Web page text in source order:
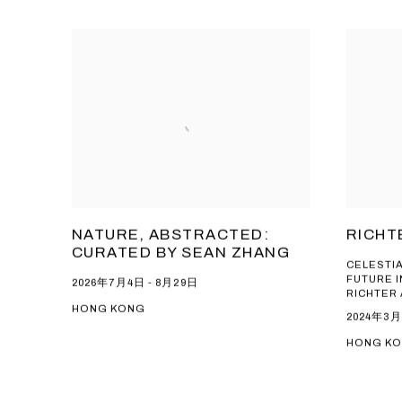
NATURE, ABSTRACTED:
CURATED BY SEAN ZHANG
2026年7月4日 - 8月29日
HONG KONG
FUTURE
RICHTER
2024年3
HONG